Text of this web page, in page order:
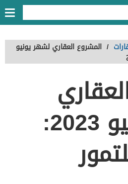
/ المشروع العقاري لشهر يونيو
لشهر يونيو 2023: